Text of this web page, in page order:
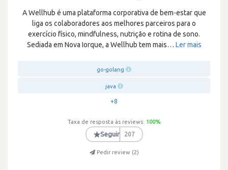
A Wellhub é uma plataforma corporativa de bem-estar que
liga os colaboradores aos melhores parceiros para o
exercício físico, mindfulness, nutrição e rotina de sono.
Sediada em Nova Iorque, a Wellhub tem mais… Ler mais
go-golang
java
+8
Taxa de resposta às reviews: 100%
★Seguir 207
Pedir review (2)